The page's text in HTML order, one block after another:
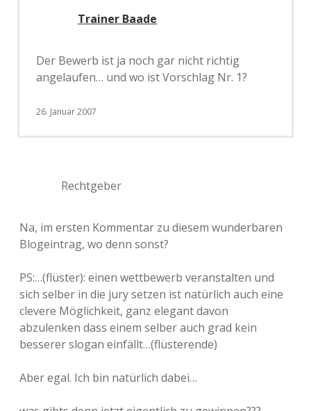
Trainer Baade
Der Bewerb ist ja noch gar nicht richtig
angelaufen… und wo ist Vorschlag Nr. 1?
26. Januar 2007
Rechtgeber
Na, im ersten Kommentar zu diesem wunderbaren
Blogeintrag, wo denn sonst?
PS:…(flüster): einen wettbewerb veranstalten und
sich selber in die jury setzen ist natürlich auch eine
clevere Möglichkeit, ganz elegant davon
abzulenken dass einem selber auch grad kein
besserer slogan einfällt…(flüsterende)
Aber egal. Ich bin natürlich dabei…